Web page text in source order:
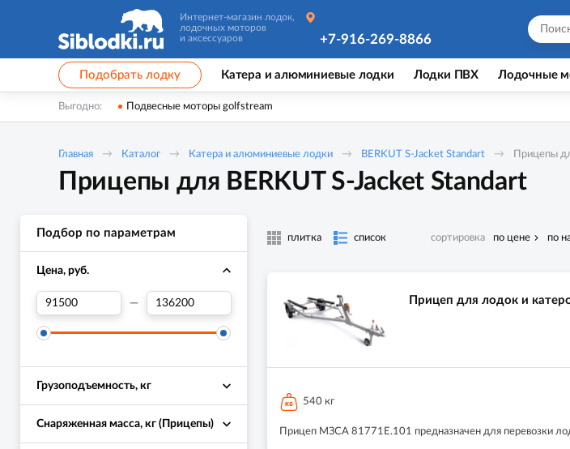
Интернет-магазин лодок,
лодочных моторов
и аксессуаров
+7-916-269-8866
Подобрать лодку Катера и алюминиевые лодки Лодки ПВХ Лодочные
Выгодно: Подвесные моторы golfstream
Главная Каталог Катера и алюминиевые лодки BERKUT S-Jacket Standart Прицепы
Прицепы для BERKUT S-Jacket Standart
Подбор по параметрам
Цена, руб.
—
Грузоподъемность, кг
Снаряженная масса, кг (Прицепы)
плитка список сортировка по цене по
Прицеп для лодок и
540 кг
Прицеп МЗСА 81771E.101 предназначен для перевозки